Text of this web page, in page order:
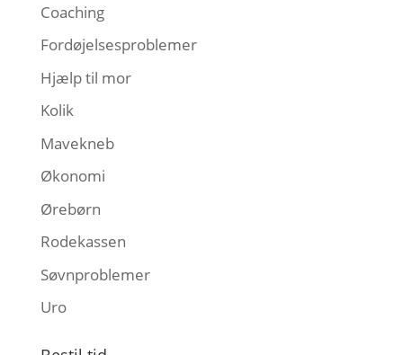
Coaching
Fordøjelsesproblemer
Hjælp til mor
Kolik
Mavekneb
Økonomi
Ørebørn
Rodekassen
Søvnproblemer
Uro